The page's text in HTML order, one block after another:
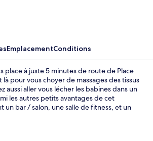
EmplacementConditions
place à juste 5 minutes de route de Place
là pour vous choyer de massages des tissus
aussi aller vous lécher les babines dans un
les autres petits avantages de cet
bar / salon, une salle de fitness, et un